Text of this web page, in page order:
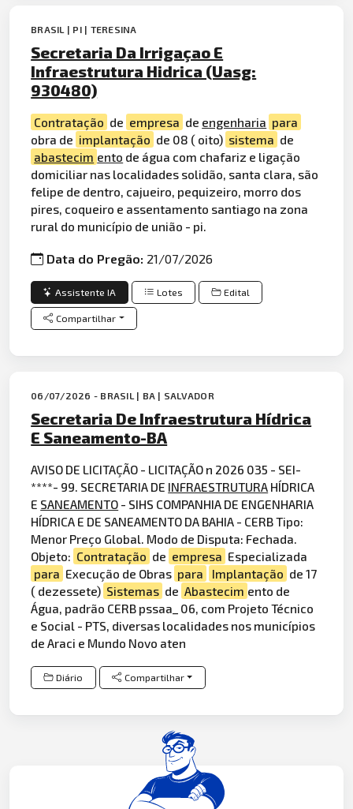
BRASIL | PI | TERESINA
Secretaria Da Irrigaçao E
Infraestrutura Hidrica (Uasg:
930480)
Contratação de empresa de engenharia para
obra de implantação de 08 ( oito) sistema de
abastecim ento de água com chafariz e ligação
domiciliar nas localidades solidão, santa clara, são
felipe de dentro, cajueiro, pequizeiro, morro dos
pires, coqueiro e assentamento santiago na zona
rural do município de união - pi.
Data do Pregão: 21/07/2026
Assistente IA Lotes Edital
Compartilhar
06/07/2026 - BRASIL | BA | SALVADOR
Secretaria De Infraestrutura Hídrica
E Saneamento-BA
AVISO DE LICITAÇÃO - LICITAÇÃO n 2026 035 - SEI-
****- 99. SECRETARIA DE INFRAESTRUTURA HÍDRICA
E SANEAMENTO - SIHS COMPANHIA DE ENGENHARIA
HÍDRICA E DE SANEAMENTO DA BAHIA - CERB Tipo:
Menor Preço Global. Modo de Disputa: Fechada.
Objeto: Contratação de empresa Especializada
para Execução de Obras para Implantação de 17
( dezessete) Sistemas de Abastecim ento de
Água, padrão CERB pssaa_ 06, com Projeto Técnico
e Social - PTS, diversas localidades nos municípios
de Araci e Mundo Novo aten
Diário Compartilhar